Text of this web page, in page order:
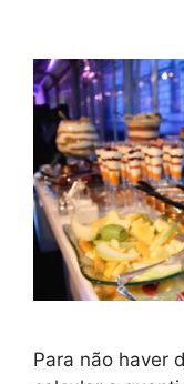
Para não haver